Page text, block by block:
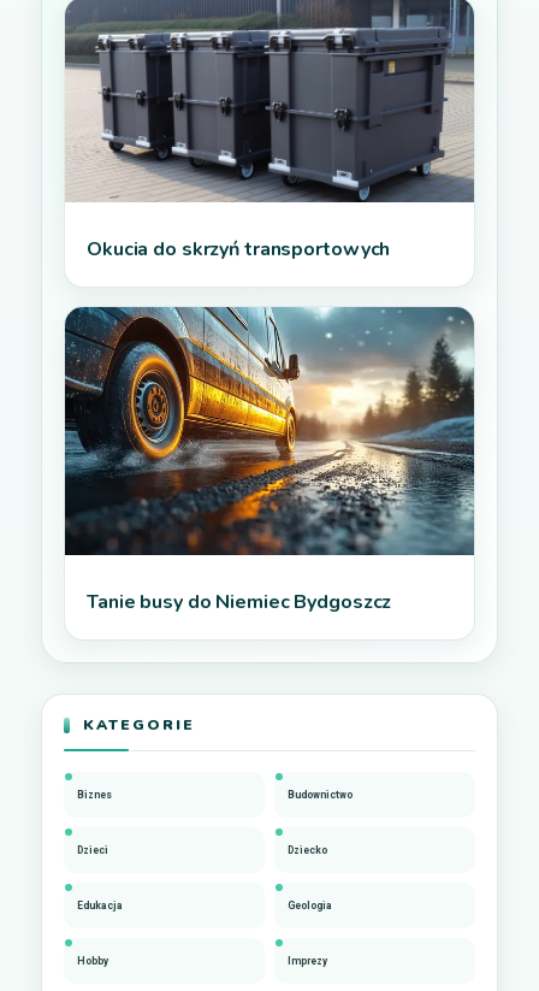
Okucia do skrzyń transportowych
Tanie busy do Niemiec Bydgoszcz
KATEGORIE
Biznes Budownictwo
Dzieci Dziecko
Edukacja Geologia
Hobby Imprezy